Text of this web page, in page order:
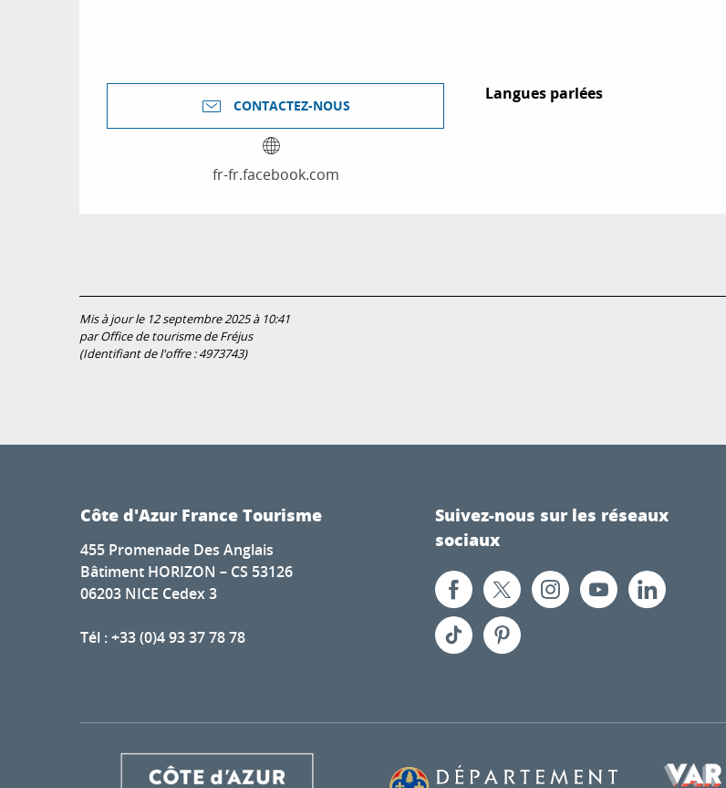
CONTACTEZ-NOUS
fr-fr.facebook.com
Langues parlées
Langues parlées
Mis à jour le 12 septembre 2025 à 10:41
par Office de tourisme de Fréjus
(Identifiant de l'offre :4973743)
Côte d'Azur France Tourisme
455 Promenade Des Anglais
Bâtiment HORIZON – CS 53126
06203 NICE Cedex 3
Tél : +33 (0)4 93 37 78 78
Suivez-nous sur les réseaux
sociaux